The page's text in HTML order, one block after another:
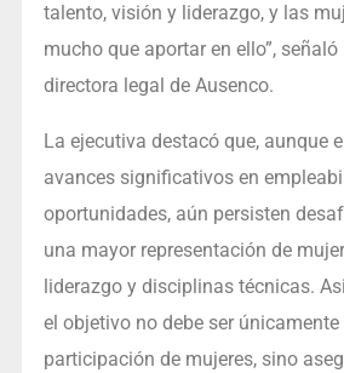
talento, visión y liderazgo, y las
mucho que aportar en ello”,
directora legal de Ausenco.
La ejecutiva destacó que, aunque
avances significativos en
oportunidades, aún persisten
una mayor representación de
liderazgo y disciplinas técnicas.
el objetivo no debe ser
participación de mujeres, sino